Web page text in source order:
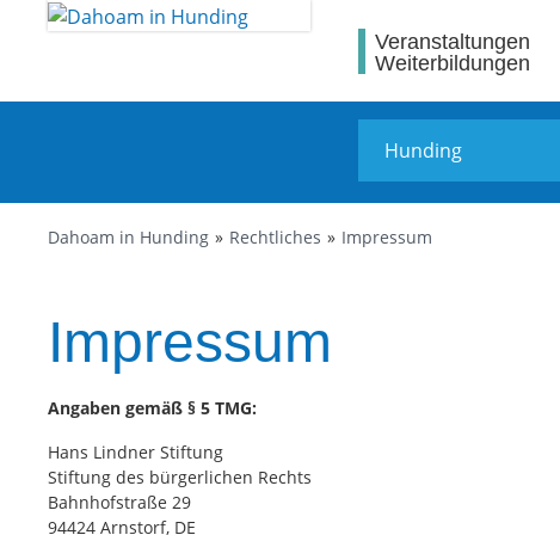
Veranstaltungen
Weiterbildungen
Dahoam in Hunding Rechtliches Impressum
Impressum
Angaben gemäß § 5 TMG:
Hans Lindner Stiftung
Stiftung des bürgerlichen Rechts
Bahnhofstraße 29
94424 Arnstorf, DE